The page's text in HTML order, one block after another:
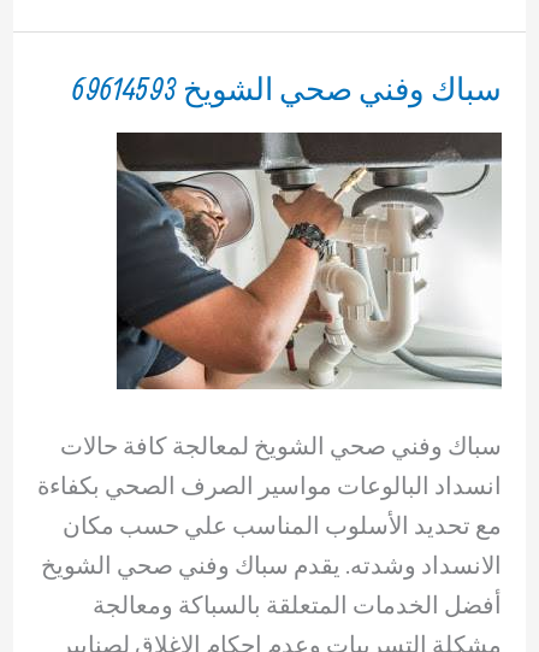
الزهراء
بالكويت
سباك وفني صحي الشويخ 69614593
سباك وفني صحي الشويخ لمعالجة كافة حالات
انسداد البالوعات مواسير الصرف الصحي بكفاءة
مع تحديد الأسلوب المناسب علي حسب مكان
الانسداد وشدته. يقدم سباك وفني صحي الشويخ
أفضل الخدمات المتعلقة بالسباكة ومعالجة
مشكلة التسريبات وعدم احكام الإغلاق لصنابير